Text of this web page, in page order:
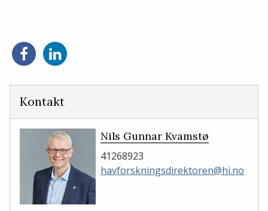
Del
på
Del
på
Kontakt
Nils Gunnar Kvamstø
41268923
havforskningsdirektoren@hi.no